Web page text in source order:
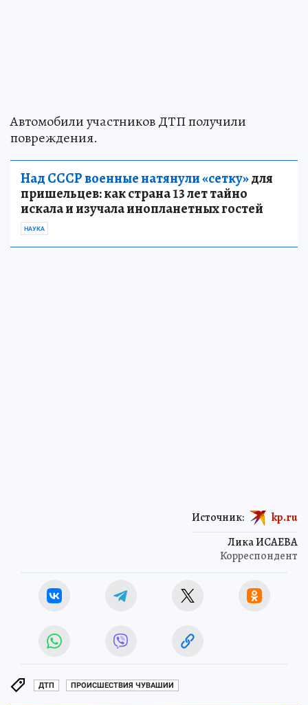
Автомобили участников ДТП получили
повреждения.
Над СССР военные натянули «сетку»для
пришельцев: как страна 13 лет тайно
искала и изучала инопланетных гостей
НАУКА
Лика ИСАЕВА
Корреспондент
Источник: kp.ru
ДТП ПРОИСШЕСТВИЯ ЧУВАШИИ